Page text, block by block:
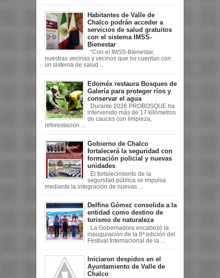
Habitantes de Valle de
Chalco podrán acceder a
servicios de salud gratuitos
con el sistema IMSS-
Bienestar
“Con el IMSS-Bienestar,
nuestras vecinas y vecinos que no cuentan con
un sistema de salud ...
Edoméx restaura Bosques de
Galería para proteger ríos y
conservar el agua
Durante 2026 PROBOSQUE ha
intervenido más de 17 kilómetros
de cauces con limpieza,
reforestación ...
Gobierno de Chalco
fortalecerá la seguridad con
formación policial y nuevas
unidades
El fortalecimiento de la
seguridad pública se impulsa
mediante la integración de nuevas ...
Delfina Gómez consolida a la
entidad como destino de
turismo de naturaleza
La Gobernadora encabezó la
inauguración de la 6ª edición del
Festival Internacional de la ...
Iniciaron despidos en el
Ayuntamiento de Valle de
Chalco